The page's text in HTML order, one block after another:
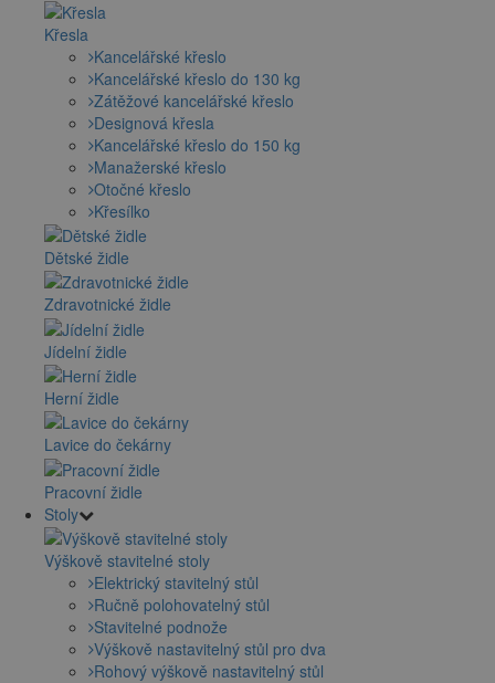
Křesla
Kancelářské křeslo
Kancelářské křeslo do 130 kg
Zátěžové kancelářské křeslo
Designová křesla
Kancelářské křeslo do 150 kg
Manažerské křeslo
Otočné křeslo
Křesílko
Dětské židle
Zdravotnické židle
Jídelní židle
Herní židle
Lavice do čekárny
Pracovní židle
Stoly
Výškově stavitelné stoly
Elektrický stavitelný stůl
Ručně polohovatelný stůl
Stavitelné podnože
Výškově nastavitelný stůl pro dva
Rohový výškově nastavitelný stůl